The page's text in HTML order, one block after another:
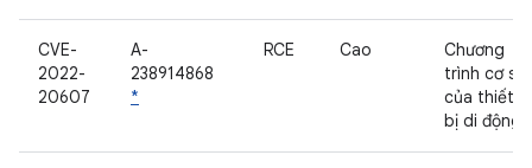
CVE-
2022-
20607
A-
238914868
*
RCE Cao
Chương
trình cơ sở
của thiết
bị di động